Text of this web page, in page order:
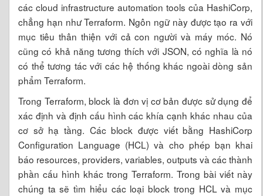
các cloud infrastructure automation tools của HashiCorp,
chẳng hạn như Terraform. Ngôn ngữ này được tạo ra với
mục tiêu thân thiện với cả con người và máy móc. Nó
cũng có khả năng tương thích với JSON, có nghĩa là nó
có thể tương tác với các hệ thống khác ngoài dòng sản
phẩm Terraform.
Trong Terraform, block là đơn vị cơ bản được sử dụng để
xác định và định cấu hình các khía cạnh khác nhau của
cơ sở hạ tầng. Các block được viết bằng HashiCorp
Configuration Language (HCL) và cho phép bạn khai
báo resources, providers, variables, outputs và các thành
phần cấu hình khác trong Terraform. Trong bài viết này
chúng ta sẽ tìm hiểu các loại block trong HCL và mục